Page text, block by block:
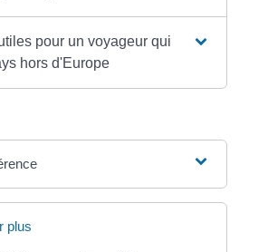
pour un voyageur qui
hors d'Europe
plus